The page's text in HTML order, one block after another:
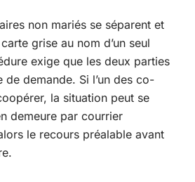
non mariés se séparent et
grise au nom d’un seul
exige que les deux parties
demande. Si l’un des co-
la situation peut se
demeure par courrier
le recours préalable avant